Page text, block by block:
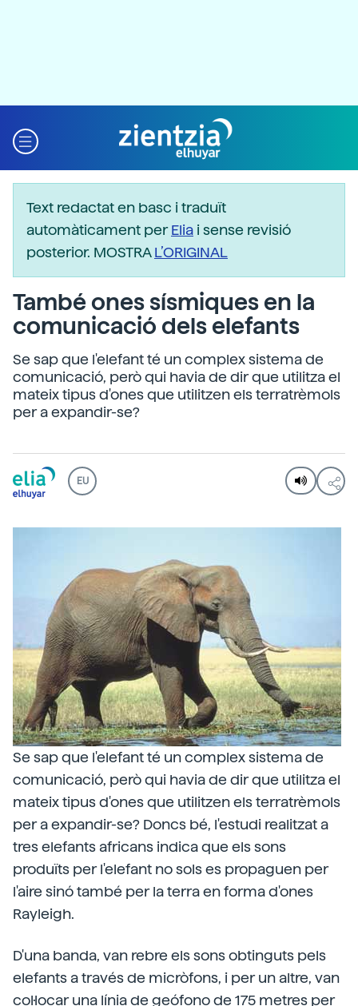
Text redactat en basc i traduït
automàticament perElia i sense revisió
posterior. MOSTRAL’ORIGINAL
També ones sísmiques en la
comunicació dels elefants
Se sap que l'elefant té un complex sistema de
comunicació, però qui havia de dir que utilitza el
mateix tipus d'ones que utilitzen els terratrèmols
per a expandir-se?
EU
Se sap que l'elefant té un complex sistema de
comunicació, però qui havia de dir que utilitza el
mateix tipus d'ones que utilitzen els terratrèmols
per a expandir-se? Doncs bé, l'estudi realitzat a
tres elefants africans indica que els sons
produïts per l'elefant no sols es propaguen per
l'aire sinó també per la terra en forma d'ones
Rayleigh.
D'una banda, van rebre els sons obtinguts pels
elefants a través de micròfons, i per un altre, van
col·locar una línia de geófono de 175 metres per